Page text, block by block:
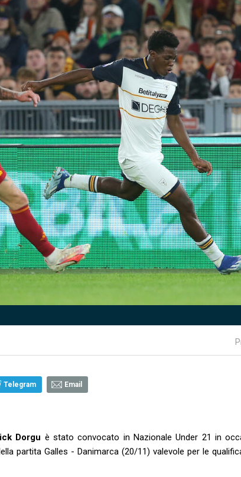
Telegram Email
Dorgu è stato convocato in Nazionale Under 21 in
partita Galles - Danimarca (20/11) valevole per le